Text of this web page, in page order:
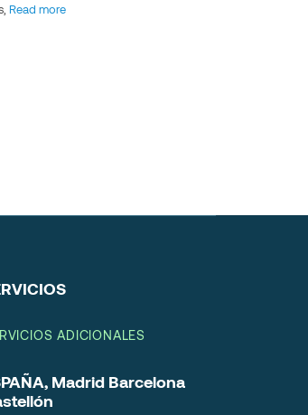
Read more
ADICIONALES
Madrid Barcelona